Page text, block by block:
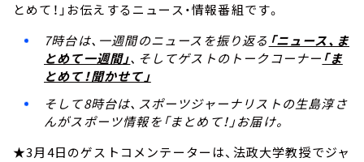
とめて！」お伝えするニュース・情報番組です。
7時台は、一週間のニュースを振り返る 「ニュース、ま
とめて一週間」、そしてゲストのトークコーナー 「ま
とめて！聞かせて」
そして8時台は、スポーツジャーナリストの生島淳さ
んがスポーツ情報を「まとめて！」お届け。
★3月4日のゲストコメンテーターは、法政大学教授でジャ